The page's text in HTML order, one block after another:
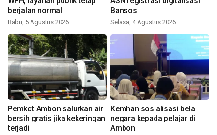
berjalan normal
Rabu, 5 Agustus 2026
Bansos
Selasa, 4 Agustus 2026
Pemkot Ambon salurkan air
bersih gratis jika kekeringan
terjadi
Kemhan sosialisasi bela
negara kepada pelajar di
Ambon